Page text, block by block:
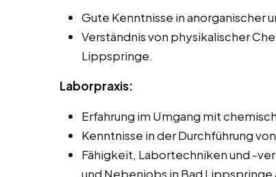
Gute Kenntnisse in anorganischer
Verständnis von physikalischer
Lippspringe.
Laborpraxis:
Erfahrung im Umgang mit
Kenntnisse in der Durchführung
Fähigkeit, Labortechniken und -
und Nebenjobs in Bad Lippspringe